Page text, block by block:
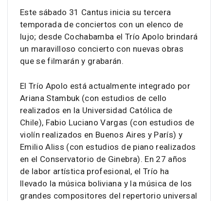
Este sábado 31 Cantus inicia su tercera
temporada de conciertos con un elenco de
lujo; desde Cochabamba el Trío Apolo brindará
un maravilloso concierto con nuevas obras
que se filmarán y grabarán.
El Trío Apolo está actualmente integrado por
Ariana Stambuk (con estudios de cello
realizados en la Universidad Católica de
Chile), Fabio Luciano Vargas (con estudios de
violín realizados en Buenos Aires y París) y
Emilio Aliss (con estudios de piano realizados
en el Conservatorio de Ginebra). En 27 años
de labor artística profesional, el Trío ha
llevado la música boliviana y la música de los
grandes compositores del repertorio universal